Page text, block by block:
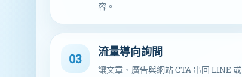
容。
03 流量導向詢問
讓文章、廣告與網站 CTA 串回 LINE 或